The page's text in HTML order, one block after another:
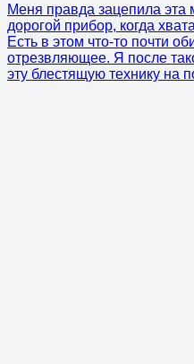
Меня правда зацепила эта
дорогой прибор, когда
Есть в этом что-то почти
отрезвляющее. Я после
эту блестящую технику на